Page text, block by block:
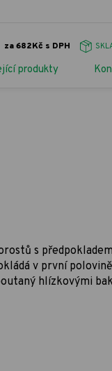
za 682Kč s DPH
produkty
s
v první
hlízkovými